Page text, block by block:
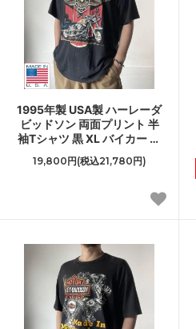
1995年製 USA製 ハーレーダ
ビッドソン 両面プリント 半
袖Tシャツ 黒 XL バイカー ブ
ラック アメリカ製 ビンテー
ジ D152
19,800円(税込21,780円)